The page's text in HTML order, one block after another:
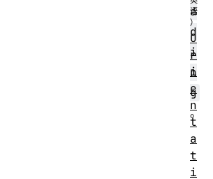
a
d
i
n
g
。
O
r
i
e
n
t
a
t
i